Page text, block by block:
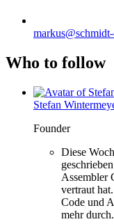
Who to follow
Stefan
Founder
Diese
Assembler
vertraut
Code und
mehr